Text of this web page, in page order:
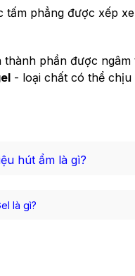
tấm phẳng được xếp
thành phần được
- loại chất có thể
hút ẩm là gì?
là gì?